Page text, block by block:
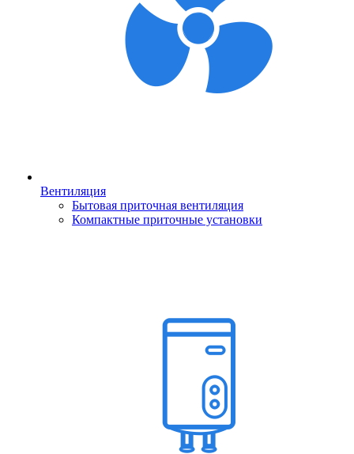
Вентиляция
Бытовая приточная вентиляция
Компактные приточные установки